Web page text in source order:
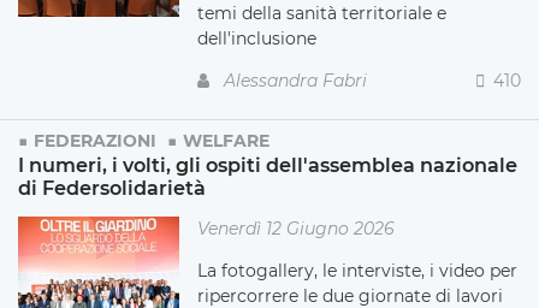
temi della sanità territoriale e
dell'inclusione
Alessandra Fabri
410
FEDERAZIONI WELFARE
I numeri, i volti, gli ospiti dell'assemblea nazionale
di Federsolidarietà
Venerdì 12 Giugno 2026
La fotogallery, le interviste, i video per
ripercorrere le due giornate di lavori